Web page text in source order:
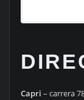
Capri – carrera